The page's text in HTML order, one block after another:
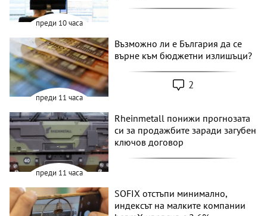
преди 10 часа
преди 11 часа
Възможно ли е България да се
върне към бюджетни излишъци?
2
преди 11 часа
Rheinmetall понижи прогнозата
си за продажбите заради загубен
ключов договор
SOFIX отстъпи минимално,
индексът на малките компании